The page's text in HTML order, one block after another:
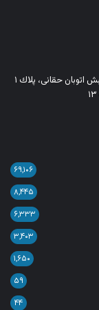
آدرس: تهران - خیابان میرداماد، خیابان مصدق جنوبی،نبش اتوبان حقانی، پلاك ١
۶۹,۱۰۶
۸,۴۴۵
۶,۳۳۳
۳,۴۰۳
۱,۶۵۰
۵۹
۴۴